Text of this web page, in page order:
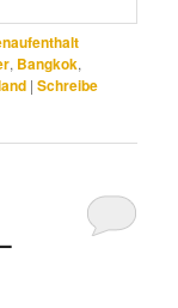
, Bangkok,
|Schreibe